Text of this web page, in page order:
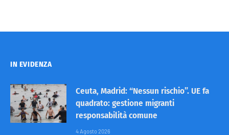
IN EVIDENZA
Ceuta, Madrid: “Nessun rischio”. UE fa
quadrato: gestione migranti
responsabilità comune
4 Agosto 2026